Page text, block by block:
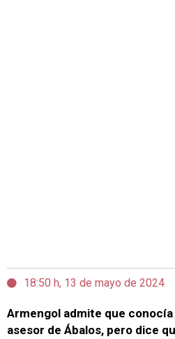
18:50 h, 13 de mayo de 2024
Armengol admite que
asesor de Ábalos, pero dice